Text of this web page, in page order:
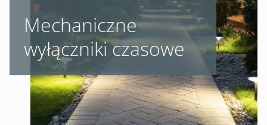
Mechaniczne
wyłączniki czasowe